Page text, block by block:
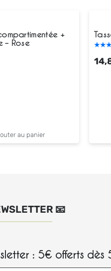
+
– Rose
au panier
📧
: 5€ offerts